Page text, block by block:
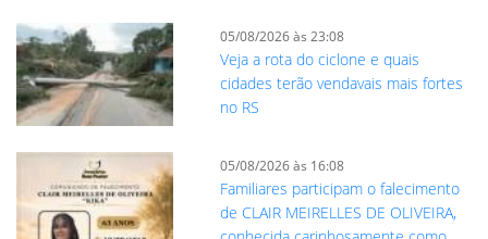
05/08/2026 às 23:08
Veja a rota do ciclone e quais
cidades terão vendavais mais fortes
no RS
05/08/2026 às 16:08
Familiares participam o falecimento
de CLAIR MEIRELLES DE OLIVEIRA,